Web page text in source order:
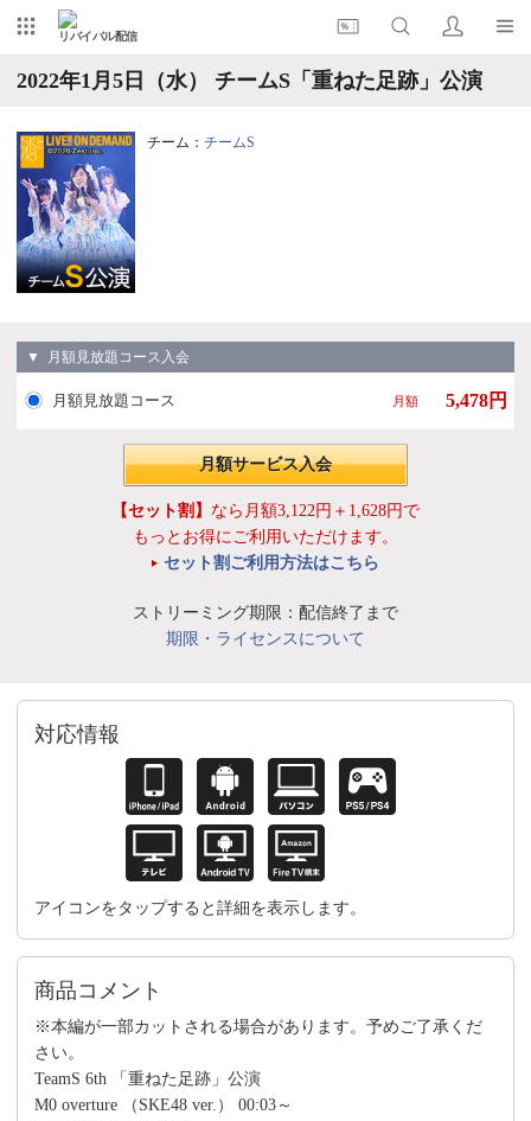
リバイバル配信
2022年1月5日（水） チームS「重ねた足跡」公演
チーム： チームS
▼ 月額見放題コース入会
月額見放題コース 月額 5,478円
月額サービス入会
【セット割】 なら月額3,122円＋1,628円で
もっとお得にご利用いただけます。
セット割ご利用方法はこちら
ストリーミング期限：配信終了まで
期限・ライセンスについて
対応情報
アイコンをタップすると詳細を表示します。
商品コメント
※本編が一部カットされる場合があります。予めご了承くだ
さい。
TeamS 6th 「重ねた足跡」公演
M0 overture （SKE48 ver.） 00:03～